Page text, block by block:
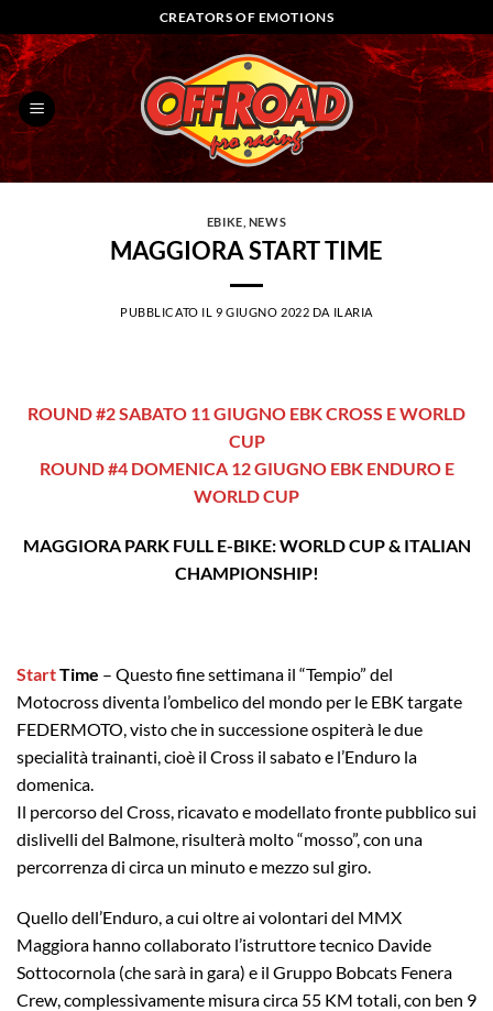
ai
contenuti
CREATORS OF EMOTIONS
EBIKE NEWS
MAGGIORA START TIME
PUBBLICATO IL 9 GIUGNO 2022 DA ILARIA
ROUND #2 SABATO 11 GIUGNO EBK CROSS E WORLD
CUP
ROUND #4 DOMENICA 12 GIUGNO EBK ENDURO E
WORLD CUP
MAGGIORA PARK FULL E-BIKE: WORLD CUP & ITALIAN
CHAMPIONSHIP!
StartTime – Questo fine settimana il “Tempio” del
Motocross diventa l’ombelico del mondo per le EBK targate
FEDERMOTO, visto che in successione ospiterà le due
specialità trainanti, cioè il Cross il sabato e l’Enduro la
domenica.
Il percorso del Cross, ricavato e modellato fronte pubblico sui
dislivelli del Balmone, risulterà molto “mosso”, con una
percorrenza di circa un minuto e mezzo sul giro.
Quello dell’Enduro, a cui oltre ai volontari del MMX
Maggiora hanno collaborato l’istruttore tecnico Davide
Sottocornola (che sarà in gara) e il Gruppo Bobcats Fenera
Crew, complessivamente misura circa 55 KM totali, con ben 9